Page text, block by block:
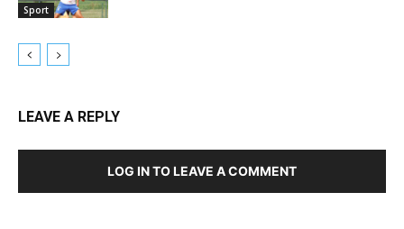
Sport
LEAVE A REPLY
LOG IN TO LEAVE A COMMENT